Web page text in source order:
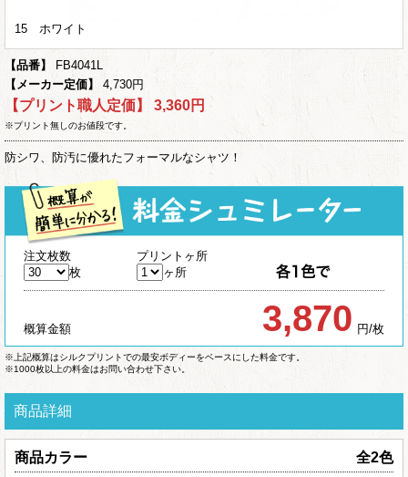
15 ホワイト
【品番】
FB4041L
【メーカー定価】
4,730円
【プリント職人定価】 3,360円
※プリント無しのお値段です。
防シワ、防汚に優れたフォーマルなシャツ！
注文枚数
プリントヶ所
枚
ヶ所
概算金額 3,870 円/枚
※上記概算はシルクプリントでの最安ボディーをベースにした料金です。
※1000枚以上の料金はお問い合わせ下さい。
商品詳細
商品カラー 全2色